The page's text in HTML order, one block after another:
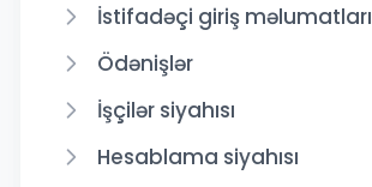
İstifadəçi giriş məlumatları
Ödənişlər
İşçilər siyahısı
Hesablama siyahısı